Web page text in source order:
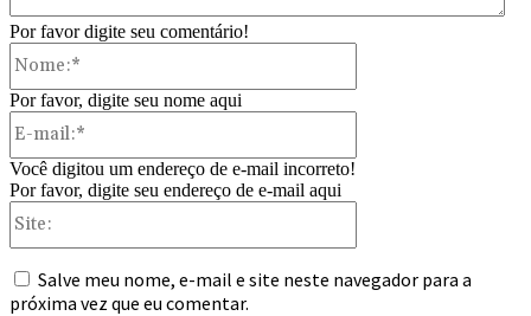
Por favor digite seu comentário!
Por favor, digite seu nome aqui
Você digitou um endereço de e-mail incorreto!
Por favor, digite seu endereço de e-mail aqui
Salve meu nome, e-mail e site neste navegador para a
próxima vez que eu comentar.